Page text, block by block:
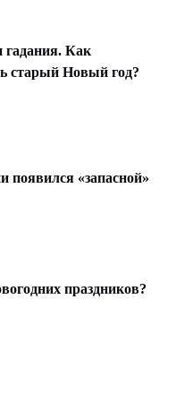
гадания. Как
старый Новый год?
«запасной»
праздников?